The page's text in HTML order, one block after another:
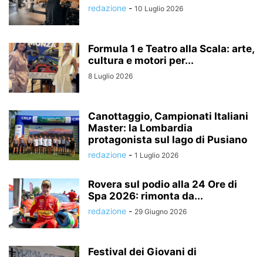
redazione - 10 Luglio 2026
Formula 1 e Teatro alla Scala: arte,
cultura e motori per...
8 Luglio 2026
Canottaggio, Campionati Italiani
Master: la Lombardia
protagonista sul lago di Pusiano
redazione - 1 Luglio 2026
Rovera sul podio alla 24 Ore di
Spa 2026: rimonta da...
redazione - 29 Giugno 2026
Festival dei Giovani di